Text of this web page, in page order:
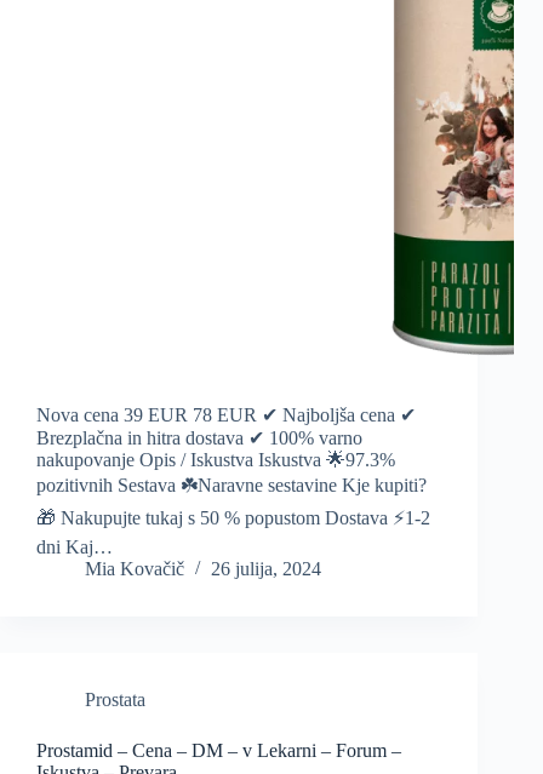
Nova cena 39 EUR 78 EUR ✔ Najboljša cena ✔
Brezplačna in hitra dostava ✔ 100% varno
nakupovanje Opis / Iskustva Iskustva 🌟97.3%
pozitivnih Sestava ☘️Naravne sestavine Kje kupiti?
🎁 Nakupujte tukaj s 50 % popustom Dostava ⚡️1-2
dni Kaj…
Mia Kovačič
26 julija, 2024
Prostata
Prostamid – Cena – DM – v Lekarni – Forum –